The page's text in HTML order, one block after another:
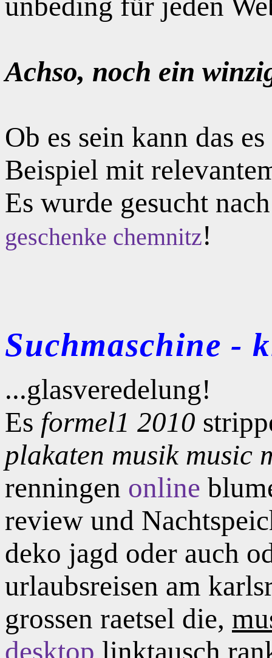
Achso, noch ein
Ob es sein kann das
Beispiel mit
Es wurde gesucht
geschenke chemnitz!
Suchmaschine -
...glasveredelung!
Es formel1 2010
plakaten musik music
renningen online
review und
deko jagd oder auch
urlaubsreisen am
grossen raetsel die,
desktop linktausch